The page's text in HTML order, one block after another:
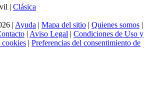
| Clásica
| Ayuda | Mapa del sitio | Quienes somos |
| Aviso Legal | Condiciones de Uso y
cookies | Preferencias del consentimiento de